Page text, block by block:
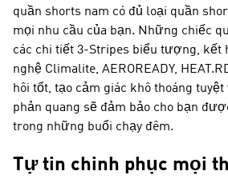
quần shorts nam có đủ loại quần
mọi nhu cầu của bạn. Những chiếc
các chi tiết 3-Stripes biểu tượng, kết
nghệ Climalite, AEROREADY,
hôi tốt, tạo cảm giác khô thoáng
phản quang sẽ đảm bảo cho bạn
trong những buổi chạy đêm.
Tự tin chinh phục mọi